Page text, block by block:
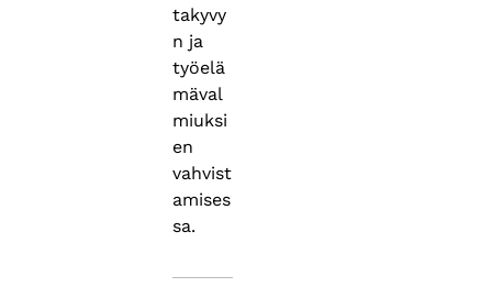
takyvy
n ja
työelä
mäval
miuksi
en
vahvist
amises
sa.